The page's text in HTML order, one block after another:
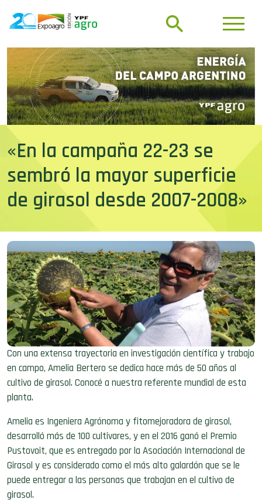
«En la campaña 22-23 se
sembró la mayor superficie
de girasol desde 2007-2008»
Con una extensa trayectoria en investigación científica y trabajo
en campo, Amelia Bertero se dedica hace más de 50 años al
cultivo de girasol. Conocé a nuestra referente mundial de esta
planta.
Amelia es Ingeniera Agrónoma y fitomejoradora de girasol,
desarrolló más de 100 cultivares, y en el 2016 ganó el Premio
Pustovoit, que es entregado por la Asociación Internacional de
Girasol y es considerado como el más alto galardón que se le
puede entregar a las personas que trabajan en el cultivo de
girasol.